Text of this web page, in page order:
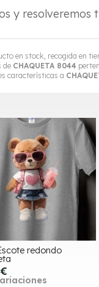
en stock, recogida en
de CHAQUETA 8044
características a
y resolveremos
redondo